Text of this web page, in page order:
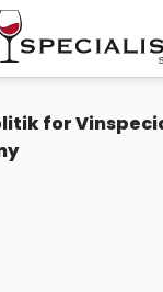
for